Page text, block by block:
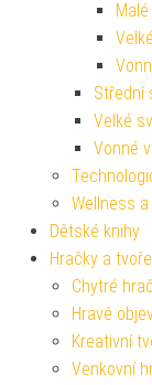
Střední
Velké
Vonné
Wellness
Dětské knihy
Hračky a
Chytré
Hravé
Kreativní
Venkovní